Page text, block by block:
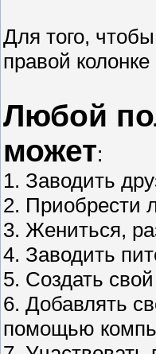
Для того, чтобы
правой
Любой
может:
1. Заводить
2. Приобрести
3. Жениться,
4. Заводить
5. Создать
6. Добавлять
помощью